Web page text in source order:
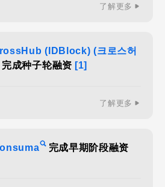
了解更多
(IDBlock) (크로스허
完成种子轮融资 [1]
了解更多
完成早期阶段融资